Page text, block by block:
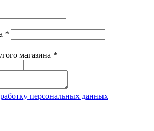
*
магазина *
персональных данных